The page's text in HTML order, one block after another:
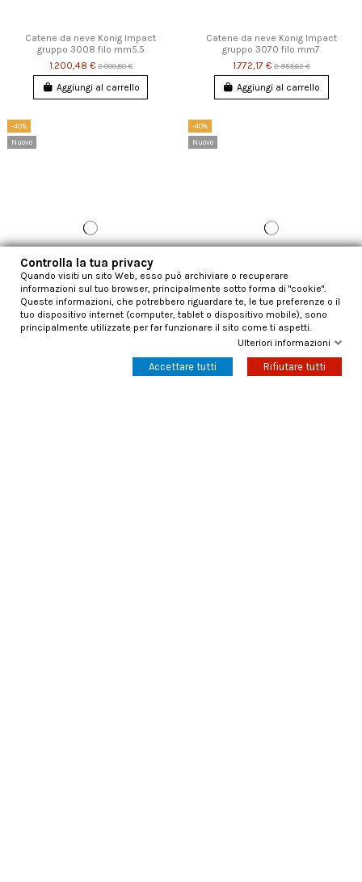
Catene da neve Konig Impact
gruppo 3008 filo mm5.5
1.200,48 €2.000,80 €
Aggiungi al carrello
Catene da neve Konig Impact
gruppo 3070 filo mm7
1.772,17 €2.953,62 €
Aggiungi al carrello
-40%
Nuovo
gruppo 3100 filo mm7
-40%
Nuovo
Catene da neve Konig Impact
gruppo 3101 filo mm7
1.627,97 €2.713,28 €
Controlla la tua privacy
Quando visiti un sito Web, esso può archiviare o recuperare
informazioni sul tuo browser, principalmente sotto forma di "cookie".
Queste informazioni, che potrebbero riguardare te, le tue preferenze o il
tuo dispositivo internet (computer, tablet o dispositivo mobile), sono
principalmente utilizzate per far funzionare il sito come ti aspetti.
Ulteriori informazioni
Accettare tutti Rifiutare tutti